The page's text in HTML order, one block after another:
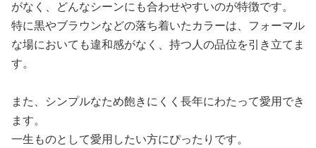
がなく、どんなシーンにも合わせやすいのが特徴です。
特に黒やブラウンなどの落ち着いたカラーは、フォーマル
な場においても違和感がなく、持つ人の品位を引き立てま
す。
また、シンプルなため飽きにくく長年にわたって愛用でき
ます。
一生ものとして愛用したい方にぴったりです。